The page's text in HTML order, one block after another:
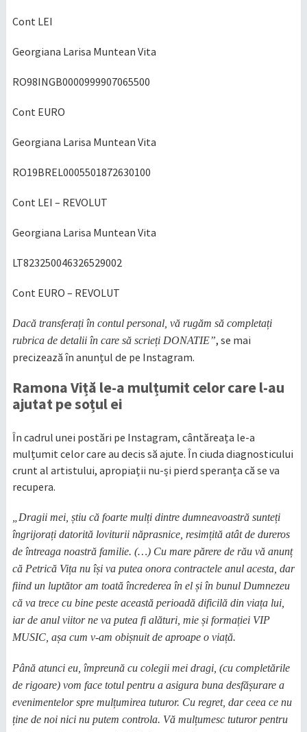
Cont LEI
Georgiana Larisa Muntean Vita
RO98INGB0000999907065500
Cont EURO
Georgiana Larisa Muntean Vita
RO19BREL0005501872630100
Cont LEI – REVOLUT
Georgiana Larisa Muntean Vita
LT823250046326529002
Cont EURO – REVOLUT
Dacă transferați în contul personal, vă rugăm să completați
rubrica de detalii în care să scrieți DONATIE”, se mai
precizează în anunțul de pe Instagram.
Ramona Viță le-a mulțumit celor care l-au
ajutat pe soțul ei
În cadrul unei postări pe Instagram, cântăreața le-a
mulțumit celor care au decis să ajute. În ciuda diagnosticului
crunt al artistului, apropiații nu-și pierd speranța că se va
recupera.
„Dragii mei, știu că foarte mulți dintre dumneavoastră sunteți
îngrijorați datorită loviturii năprasnice, resimțită atât de dureros
de întreaga noastră familie. (…) Cu mare părere de rău vă anunț
că Petrică Vița nu își va putea onora contractele anul acesta, dar
fiind un luptător am toată încrederea în el și în bunul Dumnezeu
că va trece cu bine peste această perioadă dificilă din viața lui,
iar de anul viitor ne va putea fi alături, mie și formației VIP
MUSIC, așa cum v-am obișnuit de aproape o viață.
Până atunci eu, împreună cu colegii mei dragi, (cu completările
de rigoare) vom face totul pentru a asigura buna desfășurare a
evenimentelor spre mulțumirea tuturor. Cu regret, dar ceea ce nu
ține de noi nici nu putem controla. Vă mulțumesc tuturor pentru